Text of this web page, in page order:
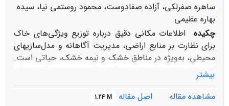
ساهره صفرلکی، آزاده صفادوست، محمود روستمی نیا، سیده
بهاره عظیمی
چکیده
اطلاعات مکانی دقیق درباره توزیع ویژگی‌های خاک
برای نظارت بر منابع اراضی، مدیریت آگاهانه و مدل‌سازی­های
محیطی، به‌ویژه در مناطق خشک و نیمه خشک، حیاتی است.
این مطالعه به‌منظور توسعه یک مدل پیش‌بینی مکانی برای
شوری خاک در دشت میمه، شهرستان دهلران، با استفاده از
بیشتر
مشاهده مقاله
اصل مقاله 1.24 M